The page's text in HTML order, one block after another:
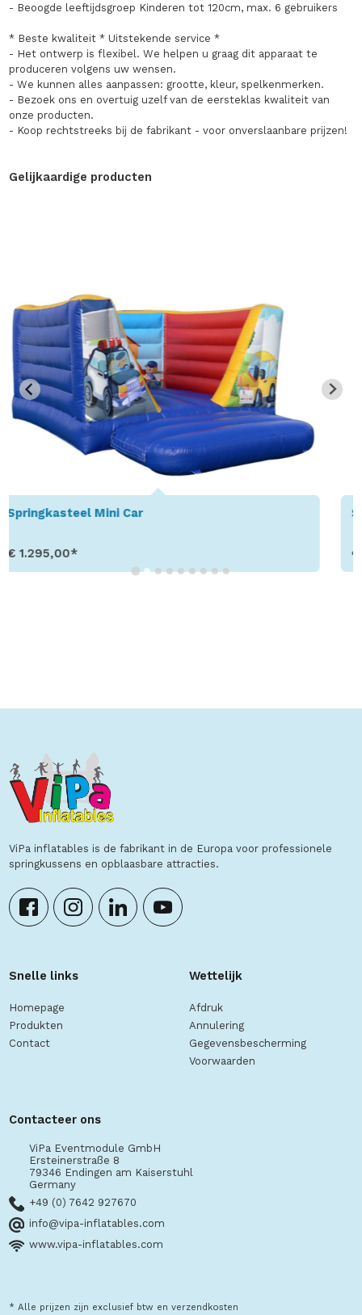
- Beoogde leeftijdsgroep Kinderen tot 120cm, max. 6 gebruikers
* Beste kwaliteit * Uitstekende service *
- Het ontwerp is flexibel. We helpen u graag dit apparaat te
produceren volgens uw wensen.
- We kunnen alles aanpassen: grootte, kleur, spelkenmerken.
- Bezoek ons en overtuig uzelf van de eersteklas kwaliteit van
onze producten.
- Koop rechtstreeks bij de fabrikant - voor onverslaanbare prijzen!
Gelijkaardige producten
Springkussen Mini Circus
€ 1.295,00*
ViPa inflatables is de fabrikant in de Europa voor professionele
springkussens en opblaasbare attracties.
Snelle links
Homepage
Produkten
Contact
Wettelijk
Afdruk
Annulering
Gegevensbescherming
Voorwaarden
Contacteer ons
ViPa Eventmodule GmbH
Ersteinerstraße 8
79346 Endingen am Kaiserstuhl
Germany
+49 (0) 7642 927670
info@vipa-inflatables.com
www.vipa-inflatables.com
* Alle prijzen zijn exclusief btw en verzendkosten